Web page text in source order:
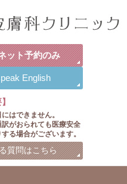
ット予約のみ
English
はできません。
がおられても医療安全
る場合がございます。
問はこちら